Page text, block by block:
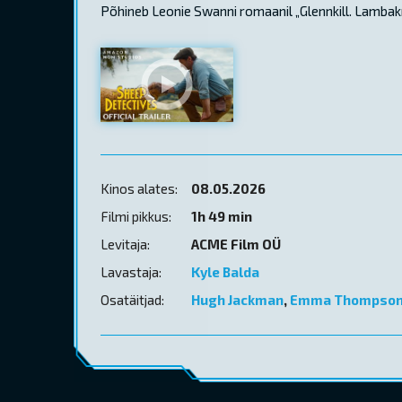
Põhineb Leonie Swanni romaanil „Glennkill.
Kinos alates:
08.05.2026
Filmi pikkus:
1h 49 min
Levitaja:
ACME Film OÜ
Lavastaja:
Kyle Balda
Osatäitjad:
Hugh Jackman, Emma